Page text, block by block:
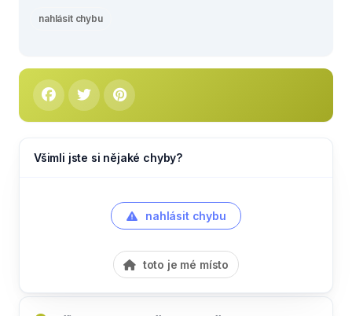
nahlásit chybu
Všimli jste si nějaké chyby?
nahlásit chybu
toto je mé místo